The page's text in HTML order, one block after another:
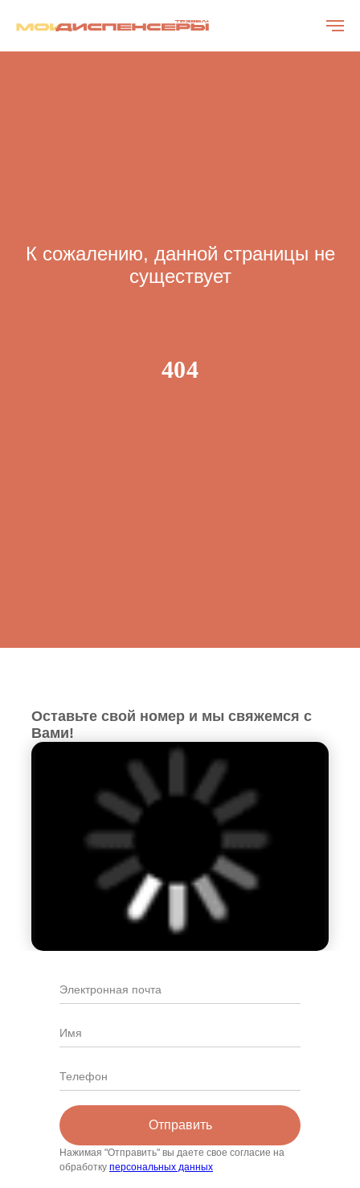
К сожалению, данной страницы не
существует
404
Оставьте свой номер и мы свяжемся с
Вами!
Отправить
Нажимая "Отправить" вы даете свое согласие на
обработку персональных данных